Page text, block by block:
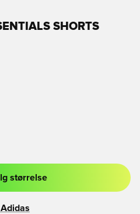
SHORTS
eller tilmelde dig som medlem
størrelse
Adidas